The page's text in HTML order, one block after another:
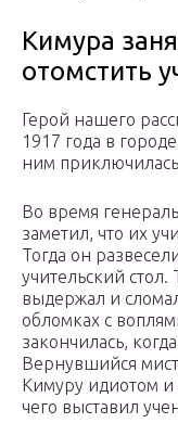
Кимура
отомстить
Герой нашего
1917 года в
ним
Во время
заметил, что их
Тогда он
учительский
выдержал и
обломках с
закончилась,
Вернувшийся
Кимуру идиотом и
чего выставил